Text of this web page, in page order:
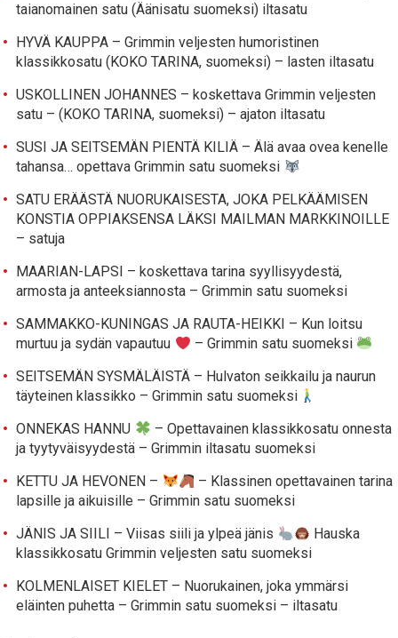
taianomainen satu (Äänisatu suomeksi) iltasatu
HYVÄ KAUPPA – Grimmin veljesten humoristinen
klassikkosatu (KOKO TARINA, suomeksi) – lasten iltasatu
USKOLLINEN JOHANNES – koskettava Grimmin veljesten
satu – (KOKO TARINA, suomeksi) – ajaton iltasatu
SUSI JA SEITSEMÄN PIENTÄ KILIÄ – Älä avaa ovea kenelle
tahansa… opettava Grimmin satu suomeksi
SATU ERÄÄSTÄ NUORUKAISESTA, JOKA PELKÄÄMISEN
KONSTIA OPPIAKSENSA LÄKSI MAILMAN MARKKINOILLE
– satuja
MAARIAN-LAPSI – koskettava tarina syyllisyydestä,
armosta ja anteeksiannosta – Grimmin satu suomeksi
SAMMAKKO-KUNINGAS JA RAUTA-HEIKKI – Kun loitsu
murtuu ja sydän vapautuu
– Grimmin satu suomeksi
SEITSEMÄN SYSMÄLÄISTÄ – Hulvaton seikkailu ja naurun
täyteinen klassikko – Grimmin satu suomeksi
ONNEKAS HANNU
– Opettavainen klassikkosatu onnesta
ja tyytyväisyydestä – Grimmin iltasatu suomeksi
KETTU JA HEVONEN –
– Klassinen opettavainen tarina
lapsille ja aikuisille – Grimmin satu suomeksi
JÄNIS JA SIILI – Viisas siili ja ylpeä jänis
Hauska
klassikkosatu Grimmin veljesten satu suomeksi
KOLMENLAISET KIELET – Nuorukainen, joka ymmärsi
eläinten puhetta – Grimmin satu suomeksi – iltasatu